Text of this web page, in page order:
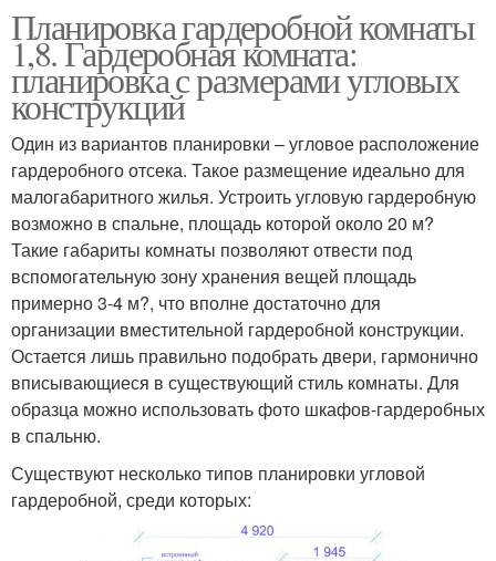
Планировка гардеробной комнаты
1,8. Гардеробная комната:
планировка с размерами угловых
конструкций
Один из вариантов планировки – угловое расположение
гардеробного отсека. Такое размещение идеально для
малогабаритного жилья. Устроить угловую гардеробную
возможно в спальне, площадь которой около 20 м?
Такие габариты комнаты позволяют отвести под
вспомогательную зону хранения вещей площадь
примерно 3-4 м?, что вполне достаточно для
организации вместительной гардеробной конструкции.
Остается лишь правильно подобрать двери, гармонично
вписывающиеся в существующий стиль комнаты. Для
образца можно использовать фото шкафов-гардеробных
в спальню.
Существуют несколько типов планировки угловой
гардеробной, среди которых: